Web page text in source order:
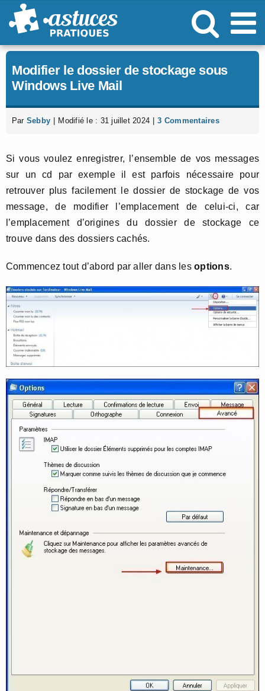
Passer
au
Modifier le dossier de stockage sous
Windows Live Mail
Par Sebby Modifié le : 31 juillet 2024 3 Commentaires
Si vous voulez enregistrer, l’ensemble de vos messages
sur un cd par exemple il est parfois nécessaire pour
retrouver plus facilement le dossier de stockage de vos
message, de modifier l’emplacement de celui-ci, car
l’emplacement d’origines du dossier de stockage ce
trouve dans des dossiers cachés.
Commencez tout d’abord par aller dans lesoptions.